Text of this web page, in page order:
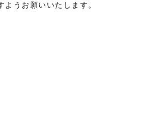
うお願いいたします。